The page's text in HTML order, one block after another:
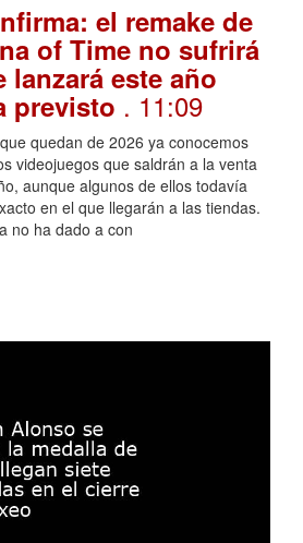
el remake de
of Time no sufrirá
lanzará este año
previsto . 11:09
quedan de 2026 ya conocemos
videojuegos que saldrán a la venta
aunque algunos de ellos todavía
en el que llegarán a las tiendas.
no ha dado a con